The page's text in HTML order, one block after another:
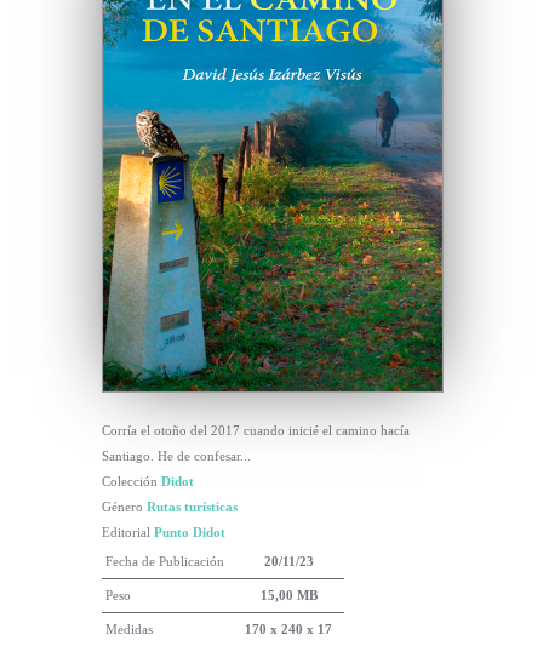
Corría el otoño del 2017 cuando inicié el camino hacía
Santiago. He de confesar...
Colección Didot
Género Rutas turísticas
Editorial Punto Didot
Fecha de Publicación
20/11/23
Peso 15,00 MB
Medidas 170 x 240 x 17